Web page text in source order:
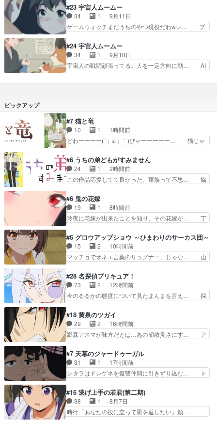
って凄いと思う。マ… と防災グッズの話もよかっ
たんだけど、各キ… 部長小町ペアはしっかり尻に
敷かれる形で成…
iMACハードオフでジャンクで400… の作画、か
っこ良かったb次回、ドクターオ… レトロブーム
回、ムームーが文化を語ると重… レトロ家電の話
は、日本の家電の歴史をたど… 多浪多留老け顔ス
ョンで素晴らしい。そし… レトロ家電に求められ
るのは歴史的価値じゃ… Z世代だからウォークマ
ン使ったことないと…
#23 宇宙人ムームー
34 1
9月11日
ゲームウォッチまだうちのやつ現役だわwレ… ブ
ポットで拘束される鮫洲さんUchu… 家電説明に
ギャグやラブコメ、そしてストー… 話を終わらせ
るためにやってきたオクタルが… 月が落ちてく
る…だと…止めることはできる… 日本では猫が喋
#24 宇宙人ムームー
34 1
9月18日
宇宙人の戦闘頑張ってる。人を一定方向に動… AI
てしまったかーとってもタメになるよ… AIとの戦
軸とした学園ドタバタコメディ… どう地球を停止
いて時点を止めるって…あ… まじでめちゃくちゃ
面白かったし今期の日常… ウスグラは最後まで面
白かったし梅屋敷しか… まあオチは簡単に読めた
しネタもしょーもな…
ピックアップ
#7 猫と竜
10 1
1時間前
どわーーーー(´；ω；｀)びゃーーーーー… 猫じゃ
んが久しぶりに森へ帰ってきた！！… おだやかに
ママにゃんが帰ってきた。この作… ママにゃんが
学校が休みになるので、久しぶ… ママニャン回で
キター！と喜んでたからの大… ママにゃん久しぶ
ッときた。今期で一番好… おかあちゃんっていい
もんだ。自分の全てを… ついにハイブチが出た！
毛色綺麗でかわいい…
#6 うちの弟どもがすみません
24 1
2時間前
この作品応援してて良かった。家族って不思… 協
んが外に出られなくなってたのはいじめ… RPG
シーンカッコいい！もう転生モノに変… ゲーム内
の柊くんカッコイイな～そして意外… あれからゲ
ームの中では糸と柊はしっかり仲… 感想は、前話
力してオンラインRPGの強… 違うアニメ始まっ
たかと思ったら先週の続き… ご視聴ありがとうご
ざいましたよかった、本…
#6 鬼の花嫁
19 1
8時間前
玲夜に花嫁が出来たことを知り、その花嫁が… 丁
初、にゃん吉が透子のストーカーを始めた… 高道
きもいけどあれ横で見せつけられるのは… 玲夜の
前の婚約者鬼山桜子がめっちゃ別嬪さ… にゃんき
ちくんのお母さんが一番かわいいで… 花江さんが
いやイケメンが主人公にプレゼ… 「お願いがある
ときはキスでおねだりする」… 透子とにゃん吉の
馴れ初めを見れて良かった…
#6 グロウアップショウ ～ひまわりのサーカス団～
15 2
10時間前
マッチョでオネエ言葉のリュグナー、じゃな… 山
わりサーカスに突然現れた金髪の大男少… 伝説の
男の登場によって、山田の輝かしき過… お父さん
の相方登場回、良い回だったな。諏… 第６話をｄ
アニメストアで視聴しました。視… じゃがいもし
い公衆電話が出てきた。みず… おはようございま
す！瑞佳の正体が明かされ… 朝も昼もおやつもじ
ゃがいも尽くしの『ひま…
#28 名探偵プリキュア！
73 2
12時間前
今のるるかの態度について見たまんまを言え… 探
かりファントムのマスコットになってる… デッチ
アゲインはファントムの一員で、ロン… 謎の怪盗
デッチ·アゲイン登場!!一体何を… 戦闘作画はイマ
イチな回。次回過去編でそろ… 謎の敵「デッチ・
探偵」２８話がお辛かっ… デッチ・アゲイン、想
像以上に存在が爆弾す… 新幹部登場シリーズ恒例
の中盤幹部は番狂わ…
#18 黄泉のツガイ
29 2
16時間前
影森アスマが味方だとは…あの胡散臭さにす… ア
りアスマ(石田彰キャラ)は裏切り者た… 原作を読
むの我慢していてよかっただって顔… どんどん増
えるツガイツガイよりも腹黒い人… 夜桜は「顔で
損してる」って言うけど、声で… おかしいな石田
ましてはアサちゃん目的で… "顔で損してる"企み
顔て何…wアスマさん… 顔で損してるアスマさん
ついでに声でも損し…
#7 天幕のジャードゥーガル
31 1
17時間前
シタラはドレゲネを復讐仲間に引きずり込む… ト
イに功績を挙げさせて政権と軍のバラン… 覇道の
トルイと王道のオゴタイって感じかな… 賢い人物
の行動は想定した目的達成のための… シタラとボ
ラクチンの考えが初めてシンクロ… ドレゲネのテ
#16 逃げ上手の若君(第二期)
38 1
8月7日
時行「あなたの役に立って恩を返したい」頼…